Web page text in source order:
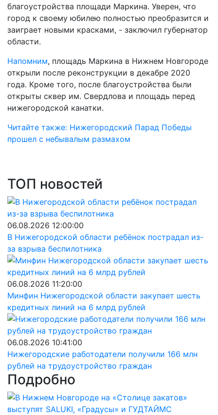
благоустройства площади Маркина. Уверен, что
город к своему юбилею полностью преобразится и
заиграет новыми красками, - заключил губернатор
области.
Напомним, площадь Маркина в Нижнем Новгороде
открыли после реконструкции в декабре 2020
года. Кроме того, после благоустройства были
открыты сквер им. Свердлова и площадь перед
нижегородской канатки.
Читайте также: Нижегородский Парад Победы
прошел с небывалым размахом
ТОП новостей
06.08.2026 12:00:00
В Нижегородской области ребёнок пострадал из-
за взрыва беспилотника
06.08.2026 11:20:00
Минфин Нижегородской области закупает шесть
кредитных линий на 6 млрд рублей
06.08.2026 10:41:00
Нижегородские работодатели получили 166 млн
рублей на трудоустройство граждан
Подробно